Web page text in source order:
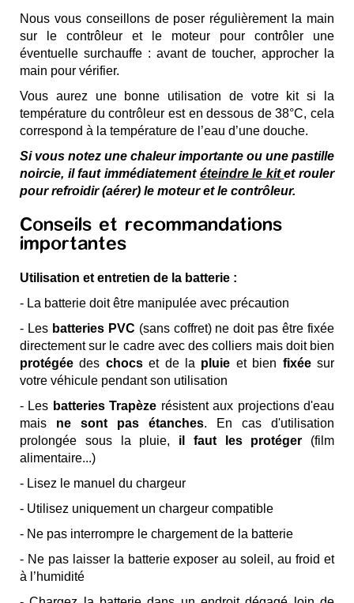
Nous vous conseillons de poser régulièrement la main
sur le contrôleur et le moteur pour contrôler une
éventuelle surchauffe : avant de toucher, approcher la
main pour vérifier.
Vous aurez une bonne utilisation de votre kit si la
température du contrôleur est en dessous de 38°C, cela
correspond à la température de l’eau d’une douche.
Si vous notez une chaleur importante ou une pastille
noircie, il faut immédiatement éteindre le kitet rouler
pour refroidir (aérer) le moteur et le contrôleur.
Conseils et recommandations
importantes
Utilisation et entretien de la batterie :
- La batterie doit être manipulée avec précaution
- Les batteries PVC (sans coffret) ne doit pas être fixée
directement sur le cadre avec des colliers mais doit bien
protégée des chocset de la pluie et bien fixéesur
votre véhicule pendant son utilisation
- Les batteries Trapèze résistent aux projections d'eau
mais ne sont pas étanches. En cas d'utilisation
prolongée sous la pluie, il faut les protéger (film
alimentaire...)
- Lisez le manuel du chargeur
- Utilisez uniquement un chargeur compatible
- Ne pas interrompre le chargement de la batterie
- Ne pas laisser la batterie exposer au soleil, au froid et
à l’humidité